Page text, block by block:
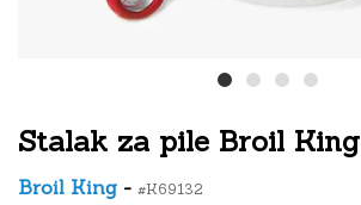
Stalak za pile Broil King
Broil King - #K69132